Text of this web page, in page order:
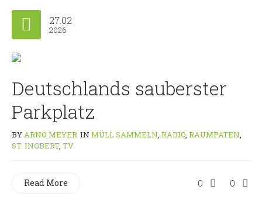
27.02
2026
Deutschlands sauberster
Parkplatz
BYARNO MEYER IN MÜLL SAMMELN, RADIO, RAUMPATEN,
ST. INGBERT, TV
0 0
Read More